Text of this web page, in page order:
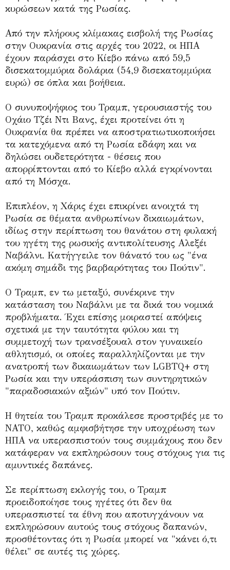
κυρώσεων κατά της Ρωσίας.
Από την πλήρους κλίμακας εισβολή της Ρωσίας
στην Ουκρανία στις αρχές του 2022, οι ΗΠΑ
έχουν παράσχει στο Κίεβο πάνω από 59,5
δισεκατομμύρια δολάρια (54,9 δισεκατομμύρια
ευρώ) σε όπλα και βοήθεια.
Ο συνυποψήφιος του Τραμπ, γερουσιαστής του
Οχάιο Τζέι Ντι Βανς, έχει προτείνει ότι η
Ουκρανία θα πρέπει να αποστρατιωτικοποιήσει
τα κατεχόμενα από τη Ρωσία εδάφη και να
δηλώσει ουδετερότητα - θέσεις που
απορρίπτονται από το Κίεβο αλλά εγκρίνονται
από τη Μόσχα.
Επιπλέον, η Χάρις έχει επικρίνει ανοιχτά τη
Ρωσία σε θέματα ανθρωπίνων δικαιωμάτων,
ιδίως στην περίπτωση του θανάτου στη φυλακή
του ηγέτη της ρωσικής αντιπολίτευσης Αλεξέι
Ναβάλνι. Κατήγγειλε τον θάνατό του ως "ένα
ακόμη σημάδι της βαρβαρότητας του Πούτιν".
Ο Τραμπ, εν τω μεταξύ, συνέκρινε την
κατάσταση του Ναβάλνι με τα δικά του νομικά
προβλήματα. Έχει επίσης μοιραστεί απόψεις
σχετικά με την ταυτότητα φύλου και τη
συμμετοχή των τρανσέξουαλ στον γυναικείο
αθλητισμό, οι οποίες παραλληλίζονται με την
ανατροπή των δικαιωμάτων των LGBTQ+ στη
Ρωσία και την υπεράσπιση των συντηρητικών
"παραδοσιακών αξιών" υπό τον Πούτιν.
Η θητεία του Τραμπ προκάλεσε προστριβές με το
ΝΑΤΟ, καθώς αμφισβήτησε την υποχρέωση των
ΗΠΑ να υπερασπιστούν τους συμμάχους που δεν
κατάφεραν να εκπληρώσουν τους στόχους για τις
αμυντικές δαπάνες.
Σε περίπτωση εκλογής του, ο Τραμπ
προειδοποίησε τους ηγέτες ότι δεν θα
υπερασπιστεί τα έθνη που αποτυγχάνουν να
εκπληρώσουν αυτούς τους στόχους δαπανών,
προσθέτοντας ότι η Ρωσία μπορεί να "κάνει ό,τι
θέλει" σε αυτές τις χώρες.